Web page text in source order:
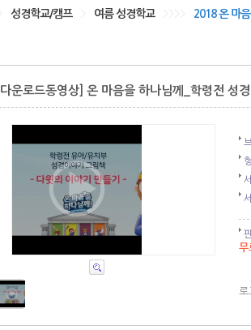
성경학교/캠프 여름 성경학교 2018 온 마
[다운로드동영상] 온 마음을 하나님께_학령전 성
무
로